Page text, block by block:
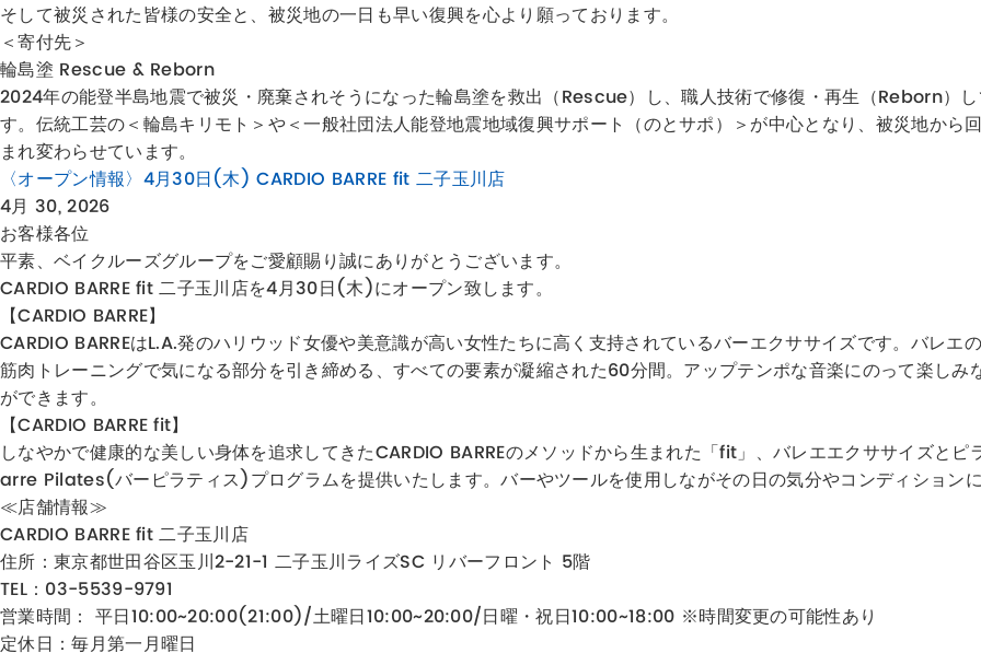
そして被災された皆様の安全と、被災地の一日も早い復興を心より願っております。
＜寄付先＞
輪島塗 Rescue & Reborn
2024年の能登半島地震で被災・廃棄されそうになった輪島塗を救出（Rescue）し、職人技術で修復・再生（Reborn）
す。伝統工芸の＜輪島キリモト＞や＜一般社団法人能登地震地域復興サポート（のとサポ）＞が中心となり、被災地か
まれ変わらせています。
〈オープン情報〉4月30日(木) CARDIO BARRE fit 二子玉川店
4月 30, 2026
お客様各位
平素、ベイクルーズグループをご愛顧賜り誠にありがとうございます。
CARDIO BARRE fit 二子玉川店を4月30日(木)にオープン致します。
【CARDIO BARRE】
CARDIO BARREはL.A.発のハリウッド女優や美意識が高い女性たちに高く支持されているバーエクササイズです。バレエ
筋肉トレーニングで気になる部分を引き締める、すべての要素が凝縮された60分間。アップテンポな音楽にのって楽し
ができます。
【CARDIO BARRE fit】
しなやかで健康的な美しい身体を追求してきた​CARDIO BARREのメソッドから生まれた「fit」、バレエエクササイズと
arre Pilates(バーピラティス)プログラムを提供いたします。バーやツールを使用しながその日の気分やコンディション
≪店舗情報≫
CARDIO BARRE fit 二子玉川店
住所： 東京都世田谷区玉川2-21-1 二子玉川ライズSC リバーフロント 5階
TEL：03-5539-9791
営業時間： 平日10:00~20:00(21:00)/土曜日10:00~20:00/日曜・祝日10:00~18:00 ※時間変更の可能性あり
定休日：毎月第一月曜日